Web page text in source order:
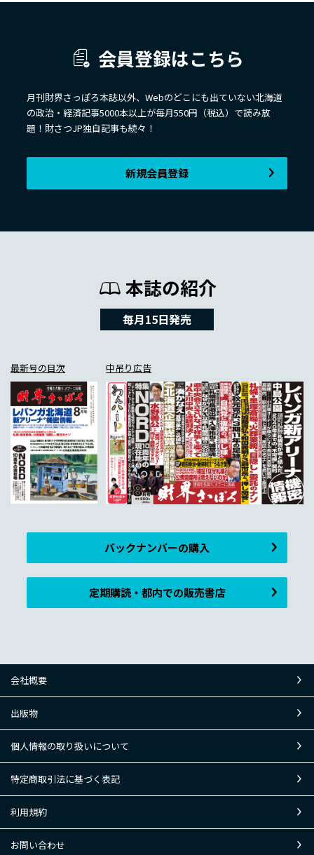
会員登録はこちら
月刊財界さっぽろ本誌以外、Webのどこにも出ていない北海道
の政治・経済記事5000本以上が毎月550円（税込）で読み放
題！財さつJP独自記事も続々！
新規会員登録
本誌の紹介
毎月15日発売
最新号の目次 中吊り広告
バックナンバーの購入
定期購読・都内での販売書店
会社概要
出版物
個人情報の取り扱いについて
特定商取引法に基づく表記
利用規約
お問い合わせ